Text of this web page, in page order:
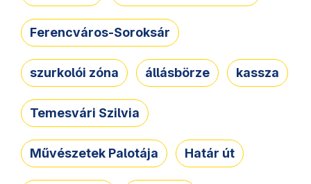
Ferencváros-Soroksár
szurkolói zóna állásbörze kassza
Temesvári Szilvia
Művészetek Palotája Határ út